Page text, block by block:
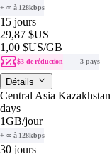
+ ∞ à 128kbps
15 jours
29,87 $US
1,00 $US/GB
$3 de réduction 3 pays
Détails
Central Asia
days
1GB/jour
+ ∞ à 128kbps
30 jours